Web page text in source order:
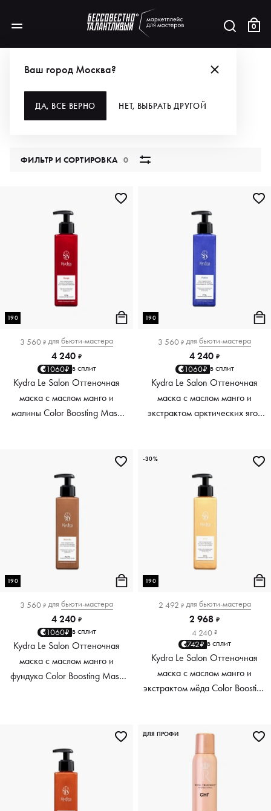
0
Ваш город Москва?
ДА, ВСЕ ВЕРНО НЕТ, ВЫБРАТЬ ДРУГОЙ
ВСЕ КАТЕГОРИИ
ФИЛЬТР И СОРТИРОВКА0
190
3 560 ₽ для бьюти-мастера
4 240 ₽
1060₽ в сплит
Kydra Le Salon Оттеночная
маска с маслом манго и
малины Color Boosting Mask
190
3 560 ₽ для бьюти-мастера
4 240 ₽
1060₽ в сплит
Kydra Le Salon Оттеночная
маска с маслом манго и
экстрактом арктических ягод
190
3 560 ₽ для бьюти-мастера
4 240 ₽
1060₽ в сплит
Kydra Le Salon Оттеночная
маска с маслом манго и
фундука Color Boosting Mask
190
2 492 ₽ для бьюти-мастера
2 968 ₽
4 240 ₽
742₽ в сплит
Kydra Le Salon Оттеночная
маска с маслом манго и
экстрактом мёда Color Boosting
-30%
ДЛЯ ПРОФИ